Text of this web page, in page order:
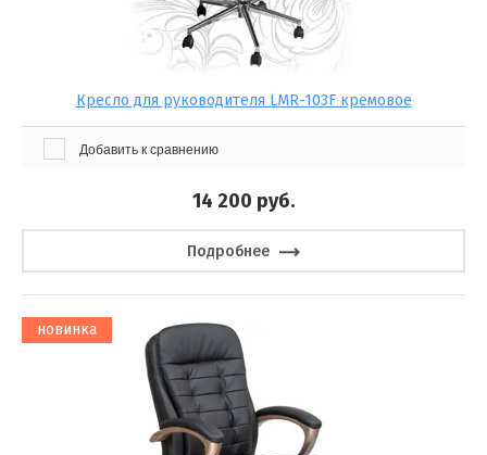
Кресло для руководителя LMR-103F кремовое
Добавить к сравнению
14 200 руб.
Подробнее
новинка